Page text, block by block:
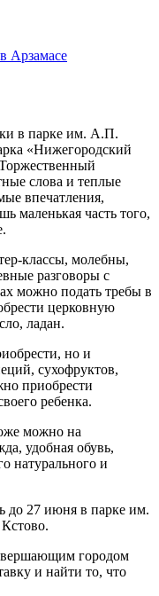
в парке им. А.П.
«Нижегородский
слова и теплые
впечатления,
маленькая часть того,
классы, молебны,
разговоры с
можно подать требы в
церковную
ладан.
но и
сухофруктов,
приобрести
ребенка.
можно на
удобная обувь,
натурального и
до 27 июня в парке им.
городом
и найти то, что